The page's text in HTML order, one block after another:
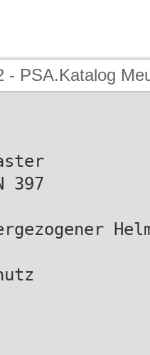
- PSA.Katalog
397